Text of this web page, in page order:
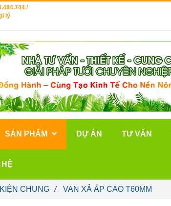
CHUNG / VAN XẢ ÁP CAO T60MM
/
lý
SẢN PHẨM DỰ ÁN TƯ VẤN
HỆ